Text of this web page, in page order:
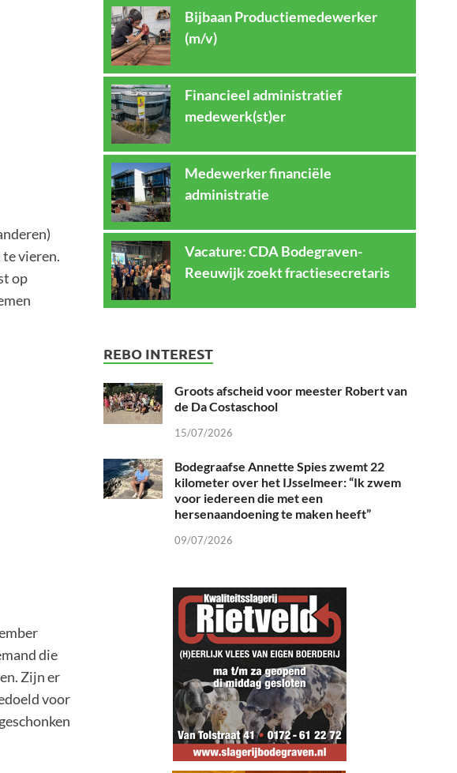
vieren.
op
die
Zijn er
voor
Bijbaan Productiemedewerker
(m/v)
Financieel administratief
medewerk(st)er
Medewerker financiële
administratie
Vacature: CDA Bodegraven-
Reeuwijk zoekt fractiesecretaris
REBO INTEREST
Groots afscheid voor meester Robert van
de Da Costaschool
15/07/2026
Bodegraafse Annette Spies zwemt 22
kilometer over het IJsselmeer: “Ik zwem
voor iedereen die met een
hersenaandoening te maken heeft”
09/07/2026